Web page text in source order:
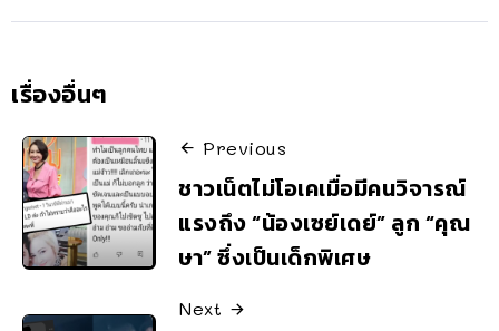
เรื่องอื่นๆ
Previous
ชาวเน็ตไม่โอเคเมื่อมีคนวิจารณ์
แรงถึง “น้องเซย์เดย์” ลูก “คุณ
ษา” ซึ่งเป็นเด็กพิเศษ
Next